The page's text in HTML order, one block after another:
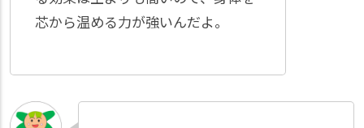
芯から温める力が強いんだよ。